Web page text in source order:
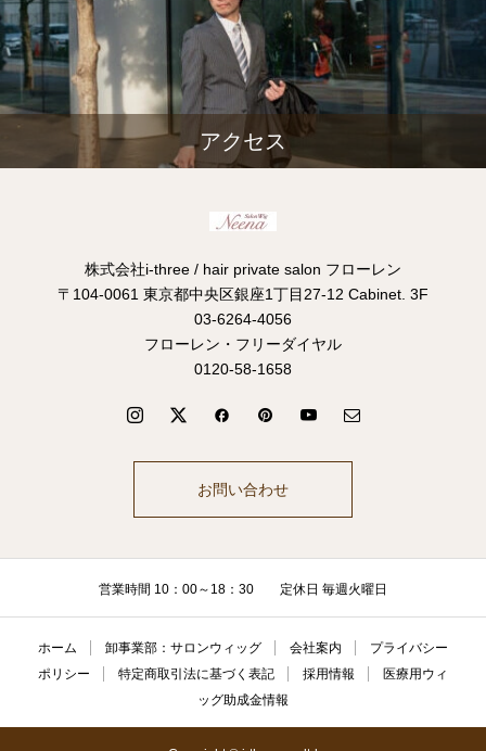
アクセス
株式会社i-three / hair private salon フローレン
〒104-0061 東京都中央区銀座1丁目27-12 Cabinet. 3F
03-6264-4056
フローレン・フリーダイヤル
0120-58-1658
お問い合わせ
営業時間 10：00～18：30 定休日 毎週火曜日
ホーム 卸事業部：サロンウィッグ 会社案内
プライバシー
ポリシー
特定商取引法に基づく表記 採用情報
医療用ウィ
ッグ助成金情報